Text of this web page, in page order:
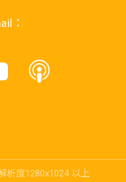
：
析度1280x1024 以上